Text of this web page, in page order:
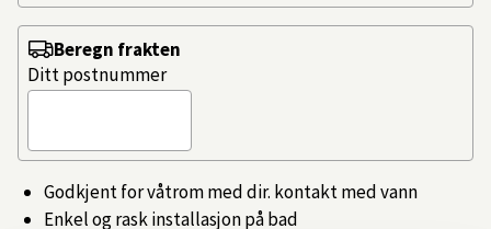
Godkjent for våtrom med dir. kontakt med vann
Enkel og rask installasjon på bad
Beregn frakten
Ditt postnummer